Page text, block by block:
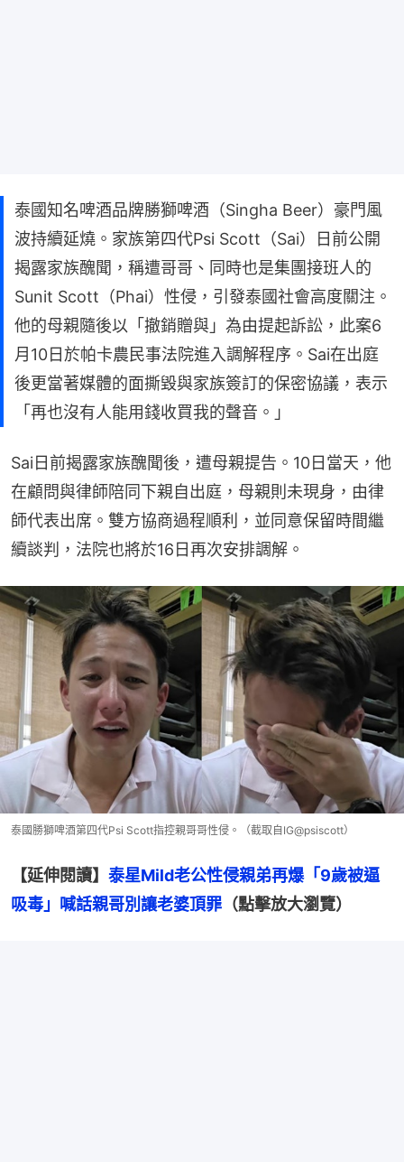
泰國知名啤酒品牌勝獅啤酒（Singha Beer）豪門風
波持續延燒。家族第四代Psi Scott（Sai）日前公開
揭露家族醜聞，稱遭哥哥、同時也是集團接班人的
Sunit Scott（Phai）性侵，引發泰國社會高度關注。
他的母親隨後以「撤銷贈與」為由提起訴訟，此案6
月10日於帕卡農民事法院進入調解程序。Sai在出庭
後更當著媒體的面撕毀與家族簽訂的保密協議，表示
「再也沒有人能用錢收買我的聲音。」
Sai日前揭露家族醜聞後，遭母親提告。10日當天，他
在顧問與律師陪同下親自出庭，母親則未現身，由律
師代表出席。雙方協商過程順利，並同意保留時間繼
續談判，法院也將於16日再次安排調解。
泰國勝獅啤酒第四代Psi Scott指控親哥哥性侵。（截取自IG@psiscott）
【延伸閱讀】 泰星Mild老公性侵親弟再爆「9歲被逼
吸毒」喊話親哥別讓老婆頂罪 （點擊放大瀏覽）